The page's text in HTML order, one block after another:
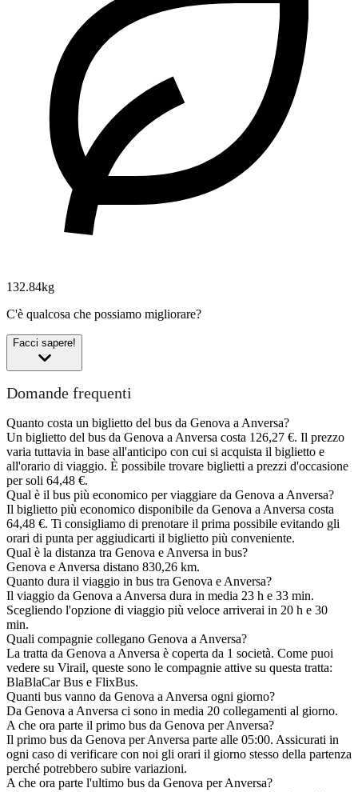
132.84kg
C'è qualcosa che possiamo migliorare?
Facci sapere!
Domande frequenti
Quanto costa un biglietto del bus da Genova a Anversa?
Un biglietto del bus da Genova a Anversa costa 126,27 €. Il prezzo
varia tuttavia in base all'anticipo con cui si acquista il biglietto e
all'orario di viaggio. È possibile trovare biglietti a prezzi d'occasione
per soli 64,48 €.
Qual è il bus più economico per viaggiare da Genova a Anversa?
Il biglietto più economico disponibile da Genova a Anversa costa
64,48 €. Ti consigliamo di prenotare il prima possibile evitando gli
orari di punta per aggiudicarti il biglietto più conveniente.
Qual è la distanza tra Genova e Anversa in bus?
Genova e Anversa distano 830,26 km.
Quanto dura il viaggio in bus tra Genova e Anversa?
Il viaggio da Genova a Anversa dura in media 23 h e 33 min.
Scegliendo l'opzione di viaggio più veloce arriverai in 20 h e 30
min.
Quali compagnie collegano Genova a Anversa?
La tratta da Genova a Anversa è coperta da 1 società. Come puoi
vedere su Virail, queste sono le compagnie attive su questa tratta:
BlaBlaCar Bus e FlixBus.
Quanti bus vanno da Genova a Anversa ogni giorno?
Da Genova a Anversa ci sono in media 20 collegamenti al giorno.
A che ora parte il primo bus da Genova per Anversa?
Il primo bus da Genova per Anversa parte alle 05:00. Assicurati in
ogni caso di verificare con noi gli orari il giorno stesso della partenza
perché potrebbero subire variazioni.
A che ora parte l'ultimo bus da Genova per Anversa?